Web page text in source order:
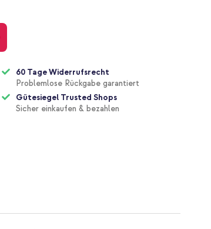
60 Tage Widerrufsrecht
Problemlose Rückgabe garantiert
Gütesiegel Trusted Shops
Sicher einkaufen & bezahlen